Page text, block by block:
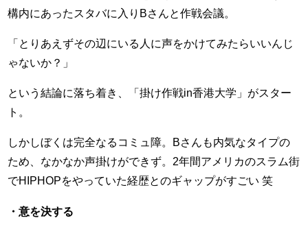
構内にあったスタバに入りBさんと作戦会議。
「とりあえずその辺にいる人に声をかけてみたらいいんじ
ゃないか？」
という結論に落ち着き、「掛け作戦in香港大学」がスター
ト。
しかしぼくは完全なるコミュ障。Bさんも内気なタイプの
ため、なかなか声掛けができず。2年間アメリカのスラム街
でHIPHOPをやっていた経歴とのギャップがすごい 笑
・意を決する